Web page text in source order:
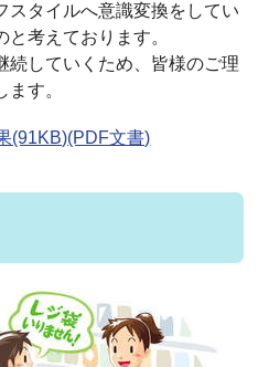
スタイルへ意識変換をしてい
考えております。
していくため、皆様のご理
す。
(91KB)(PDF文書)